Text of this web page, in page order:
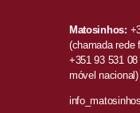
Matosinhos:
(chamada rede
+351 93 531 08
móvel nacional)